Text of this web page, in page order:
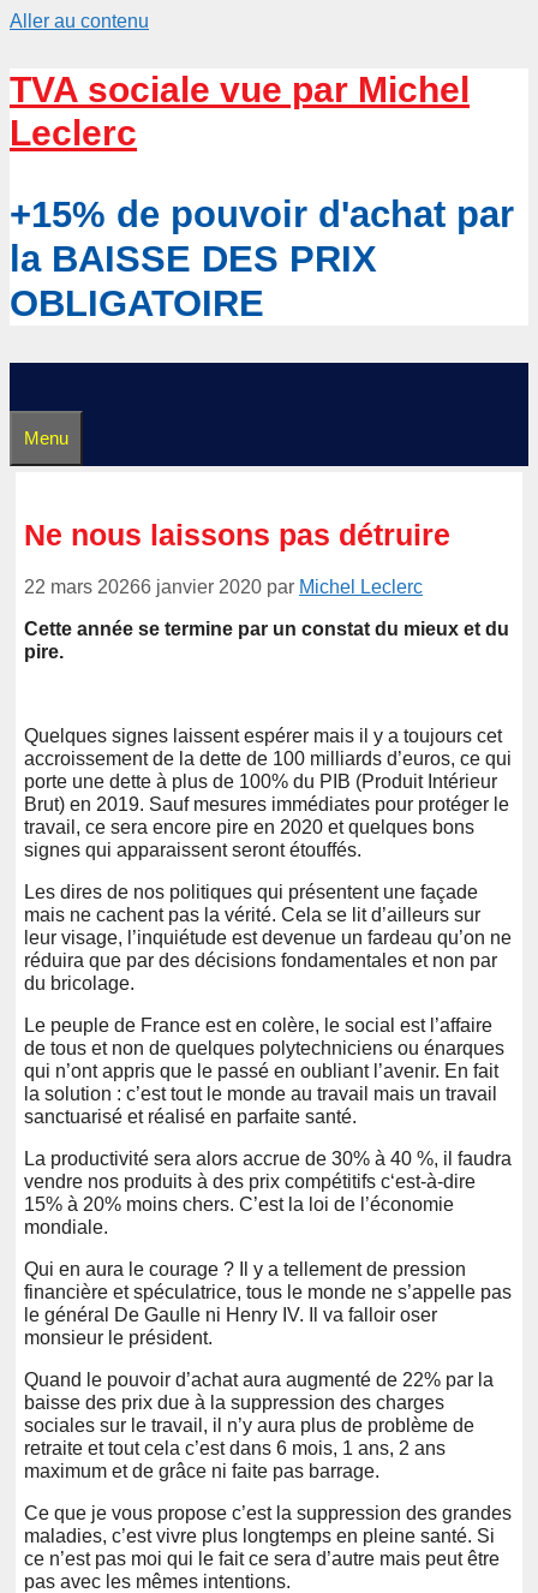
Aller au contenu
TVA sociale vue par Michel
Leclerc
+15% de pouvoir d'achat par
la BAISSE DES PRIX
OBLIGATOIRE
Menu
Ne nous laissons pas détruire
22 mars 20266 janvier 2020 par Michel Leclerc
Cette année se termine par un constat du mieux et du
pire.
Quelques signes laissent espérer mais il y a toujours cet
accroissement de la dette de 100 milliards d’euros, ce qui
porte une dette à plus de 100% du PIB (Produit Intérieur
Brut) en 2019. Sauf mesures immédiates pour protéger le
travail, ce sera encore pire en 2020 et quelques bons
signes qui apparaissent seront étouffés.
Les dires de nos politiques qui présentent une façade
mais ne cachent pas la vérité. Cela se lit d’ailleurs sur
leur visage, l’inquiétude est devenue un fardeau qu’on ne
réduira que par des décisions fondamentales et non par
du bricolage.
Le peuple de France est en colère, le social est l’affaire
de tous et non de quelques polytechniciens ou énarques
qui n’ont appris que le passé en oubliant l’avenir. En fait
la solution : c’est tout le monde au travail mais un travail
sanctuarisé et réalisé en parfaite santé.
La productivité sera alors accrue de 30% à 40 %, il faudra
vendre nos produits à des prix compétitifs c‘est-à-dire
15% à 20% moins chers. C’est la loi de l’économie
mondiale.
Qui en aura le courage ? Il y a tellement de pression
financière et spéculatrice, tous le monde ne s’appelle pas
le général De Gaulle ni Henry IV. Il va falloir oser
monsieur le président.
Quand le pouvoir d’achat aura augmenté de 22% par la
baisse des prix due à la suppression des charges
sociales sur le travail, il n’y aura plus de problème de
retraite et tout cela c’est dans 6 mois, 1 ans, 2 ans
maximum et de grâce ni faite pas barrage.
Ce que je vous propose c’est la suppression des grandes
maladies, c’est vivre plus longtemps en pleine santé. Si
ce n’est pas moi qui le fait ce sera d’autre mais peut être
pas avec les mêmes intentions.